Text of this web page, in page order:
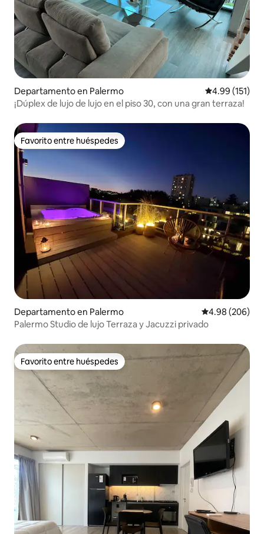
Departamento en Palermo Calificación
4.99 (151)
¡Dúplex de lujo de lujo en el piso 30, con una gran terraza!
Favorito entre huéspedes
Favorito entre huéspedes
Departamento en Palermo Calificación
4.98 (206)
Palermo Studio de lujo Terraza y Jacuzzi privado
Favorito entre huéspedes
Favorito entre huéspedes